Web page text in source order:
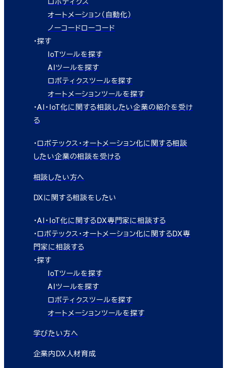
オートメーション（自動化）
ノーコードローコード
・探す
IoTツールを探す
AIツールを探す
ロボティクスツールを探す
オートメーションツールを探す
・AI・IoT化に関する相談したい企業の紹介を受け
る
・ロボテックス・オートメーション化に関する相談
したい企業の相談を受ける
相談したい方へ
DXに関する相談をしたい
・AI・IoT化に関するDX専門家に相談する
・ロボテックス・オートメーション化に関するDX専
門家に相談する
・探す
IoTツールを探す
AIツールを探す
ロボティクスツールを探す
オートメーションツールを探す
学びたい方へ
企業内DX人材育成